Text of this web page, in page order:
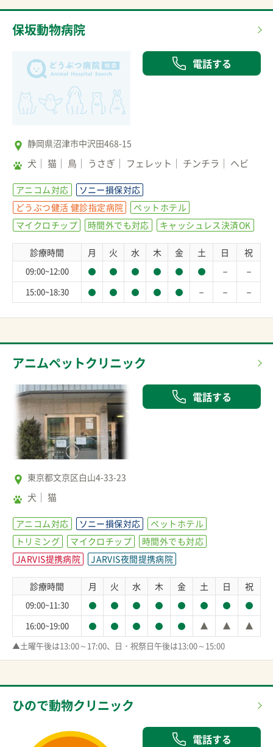
保坂動物病院
電話する
静岡県沼津市中沢田468-15
犬 猫 鳥 うさぎ フェレット チンチラ ヘビ
アニコム対応
ソニー損保対応
どうぶつ健活 健診指定病院
ペットホテル
マイクロチップ
時間外でも対応 キャッシュレス決済OK
診療時間 月 火 水 木 金 土 日 祝
09:00~12:00 － －
15:00~18:30 － － －
アニムペットクリニック
電話する
東京都文京区白山4-33-23
犬 猫
アニコム対応 ソニー損保対応
ペットホテル
トリミング
マイクロチップ
時間外でも対応
JARVIS提携病院
JARVIS夜間提携病院
診療時間 月 火 水 木 金 土 日 祝
09:00~11:30
16:00~19:00
▲土曜午後は13:00～17:00、日・祝祭日午後は13:00～15:00
ひので動物クリニック
電話する